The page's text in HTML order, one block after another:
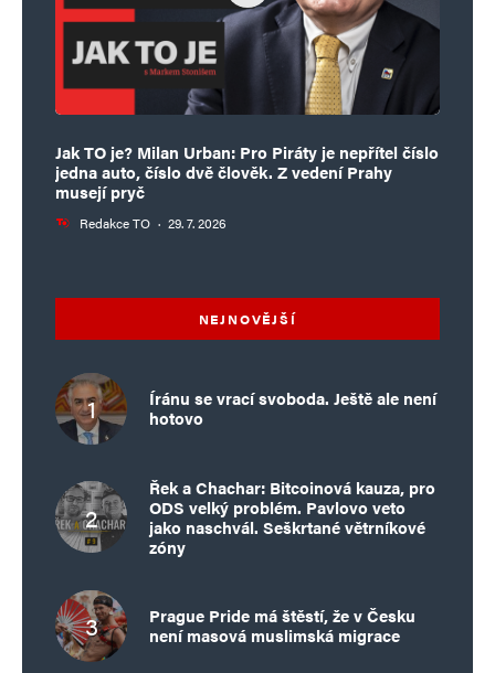
Jak TO je? Milan Urban: Pro Piráty je nepřítel číslo
jedna auto, číslo dvě člověk. Z vedení Prahy
musejí pryč
Redakce TO · 29. 7. 2026
NEJNOVĚJŠÍ
Íránu se vrací svoboda. Ještě ale není
hotovo
Řek a Chachar: Bitcoinová kauza, pro
ODS velký problém. Pavlovo veto
jako naschvál. Seškrtané větrníkové
zóny
Prague Pride má štěstí, že v Česku
není masová muslimská migrace